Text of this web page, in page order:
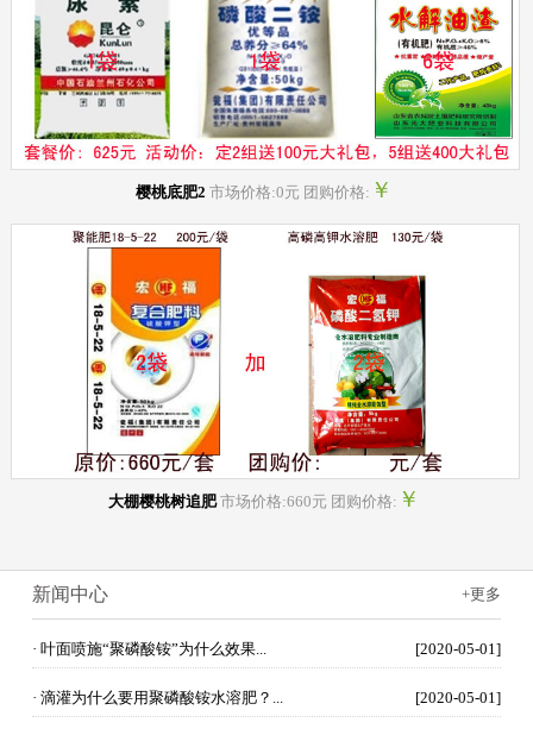
樱桃底肥2 市场价格:0元 团购价格: ￥
大棚樱桃树追肥市场价格:660元 团购价格: ￥
+更多
新闻中心
· 叶面喷施“聚磷酸铵”为什么效果... [2020-05-01]
· 滴灌为什么要用聚磷酸铵水溶肥？... [2020-05-01]